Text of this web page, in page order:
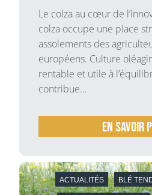
Le colza au cœur de
colza occupe une place
assolements des
européens. Culture
rentable et utile à
contribue...
En savoir
ACTUALITÉS BLÉ